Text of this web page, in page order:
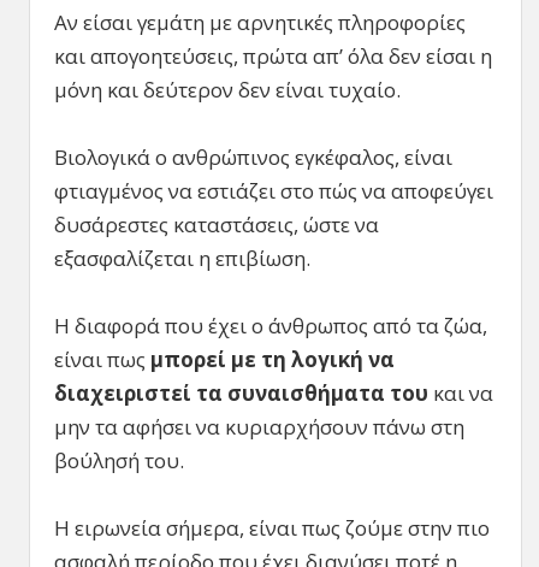
Αν είσαι γεμάτη με αρνητικές πληροφορίες
και απογοητεύσεις, πρώτα απ’ όλα δεν είσαι η
μόνη και δεύτερον δεν είναι τυχαίο.
Βιολογικά ο ανθρώπινος εγκέφαλος, είναι
φτιαγμένος να εστιάζει στο πώς να αποφεύγει
δυσάρεστες καταστάσεις, ώστε να
εξασφαλίζεται η επιβίωση.
Η διαφορά που έχει ο άνθρωπος από τα ζώα,
είναι πως μπορεί με τη λογική να
διαχειριστεί τα συναισθήματα του και να
μην τα αφήσει να κυριαρχήσουν πάνω στη
βούλησή του.
Η ειρωνεία σήμερα, είναι πως ζούμε στην πιο